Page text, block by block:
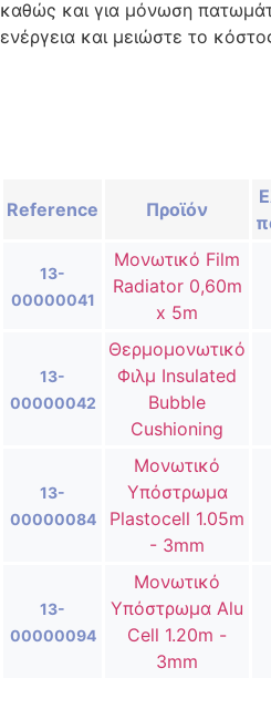
καθώς και για μόνωση
ενέργεια και μειώστε το
Reference Προϊόν
13-
00000041
Μονωτικό Film
Radiator 0,60m
x 5m
13-
00000042
Θερμομονωτικό
Φιλμ Insulated
Bubble
Cushioning
13-
00000084
Μονωτικό
Υπόστρωμα
Plastocell 1.05m
- 3mm
13-
00000094
Μονωτικό
Υπόστρωμα Alu
Cell 1.20m -
3mm